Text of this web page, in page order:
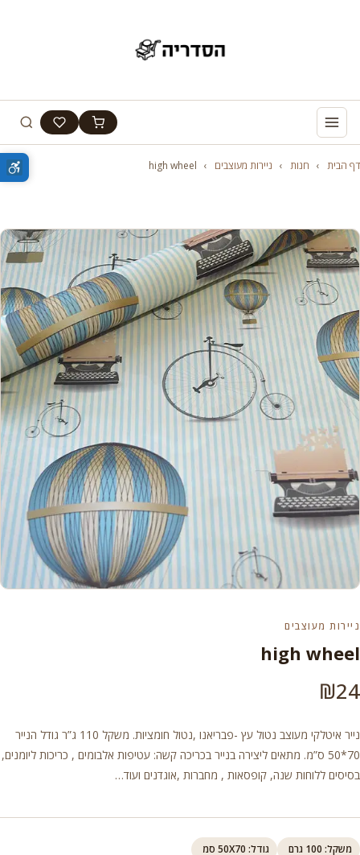
דף הבית › חנות › ניירות מעוצבים ›
high wheel
ניירות מעוצבים
high wheel
₪24
נייר איטלקי מעוצב נטול עץ -פבריאנו ,נטול חומציות. משקל 110 ג”ר גודל הנייר
70*50 ס”מ. מתאים ליצירה בנייר בכריכה קשה: עטיפות אלבומים , כריכות ליומנים,
בסיסים ללוחות שנה, קופסאות , מחברות ,אוגדנים ועוד…
משקל: 100 גרם גודל: 50X70 סמ